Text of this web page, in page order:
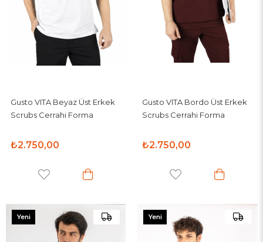
Gusto VITA Beyaz Üst Erkek
Scrubs Cerrahi Forma
₺2.750,00
Gusto VITA Bordo Üst Erkek
Scrubs Cerrahi Forma
₺2.750,00
Yeni
Yeni